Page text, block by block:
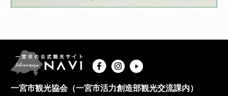
一宮市観光協会（一宮市活力創造部観光交流課内）